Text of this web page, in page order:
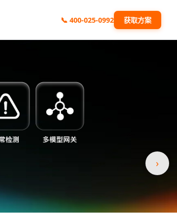
📞 400-025-0992 获取方案
›